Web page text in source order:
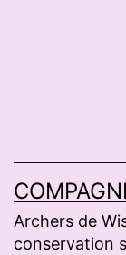
Archers de
conservation